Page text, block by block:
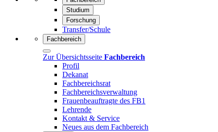
Studium
Forschung
Transfer/Schule
Fachbereich
Zur Übersichtsseite Fachbereich
Profil
Dekanat
Fachbereichsrat
Fachbereichsverwaltung
Frauenbeauftragte des FB1
Lehrende
Kontakt & Service
Neues aus dem Fachbereich